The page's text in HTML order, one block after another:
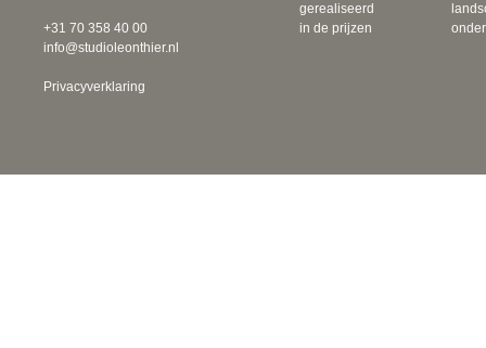
+31 70 358 40 00
info@studioleonthier.nl
Privacyverklaring
gerealiseerd
in de prijzen